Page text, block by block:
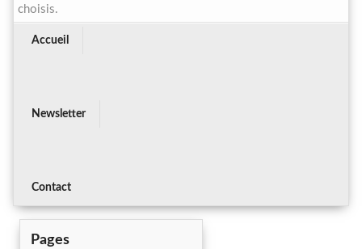
choisis.
Accueil
Newsletter
Contact
Pages